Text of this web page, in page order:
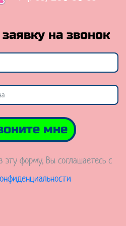
на звонок
мне
эту форму, Вы соглашаетесь с